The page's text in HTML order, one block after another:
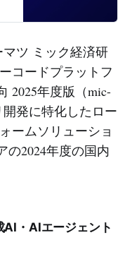
ツ ミック経済研
コードプラットフ
2025年度版（mic-
発に特化したロー
ームソリューショ
の2024年度の国内
AI・AIエージェント